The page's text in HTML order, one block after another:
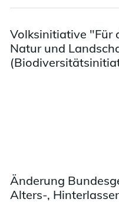
Volksinitiative "Für
Natur und
Änderung
Alters-,